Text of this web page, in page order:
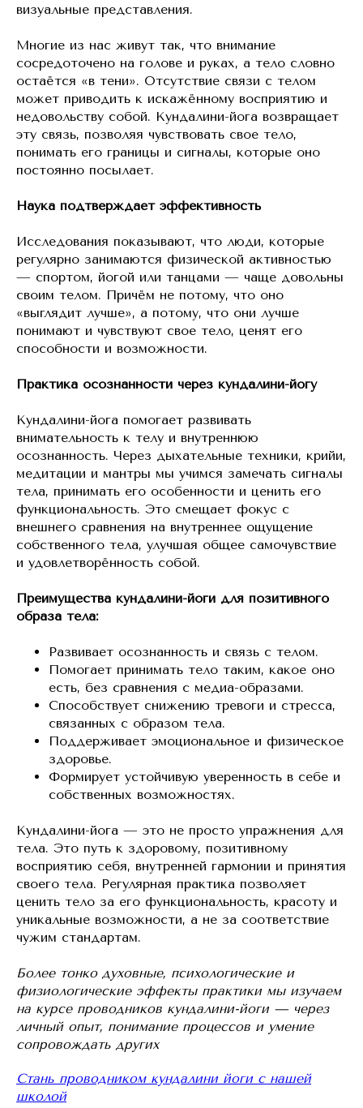
визуальные представления.
Многие из нас живут так, что внимание
сосредоточено на голове и руках, а тело словно
остаётся «в тени». Отсутствие связи с телом
может приводить к искажённому восприятию и
недовольству собой. Кундалини-йога возвращает
эту связь, позволяя чувствовать свое тело,
понимать его границы и сигналы, которые оно
постоянно посылает.
Наука подтверждает эффективность
Исследования показывают, что люди, которые
регулярно занимаются физической активностью
— спортом, йогой или танцами — чаще довольны
своим телом. Причём не потому, что оно
«выглядит лучше», а потому, что они лучше
понимают и чувствуют свое тело, ценят его
способности и возможности.
Практика осознанности через кундалини-йогу
Кундалини-йога помогает развивать
внимательность к телу и внутреннюю
осознанность. Через дыхательные техники, крийи,
медитации и мантры мы учимся замечать сигналы
тела, принимать его особенности и ценить его
функциональность. Это смещает фокус с
внешнего сравнения на внутреннее ощущение
собственного тела, улучшая общее самочувствие
и удовлетворённость собой.
Преимущества кундалини-йоги для позитивного
образа тела:
Развивает осознанность и связь с телом.
Помогает принимать тело таким, какое оно
есть, без сравнения с медиа-образами.
Способствует снижению тревоги и стресса,
связанных с образом тела.
Поддерживает эмоциональное и физическое
здоровье.
Формирует устойчивую уверенность в себе и
собственных возможностях.
Кундалини-йога — это не просто упражнения для
тела. Это путь к здоровому, позитивному
восприятию себя, внутренней гармонии и принятия
своего тела. Регулярная практика позволяет
ценить тело за его функциональность, красоту и
уникальные возможности, а не за соответствие
чужим стандартам.
Более тонко духовные, психологические и
физиологические эффекты практики мы изучаем
на курсе проводников кундалини-йоги — через
личный опыт, понимание процессов и умение
сопровождать других
Стань проводником кундалини йоги с нашей
школой